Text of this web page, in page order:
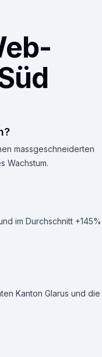
massgeschneiderten
Wachstum.
im Durchschnitt +145%
Kanton Glarus und die